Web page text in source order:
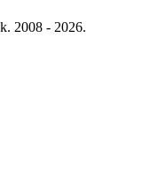
2008 - 2026.